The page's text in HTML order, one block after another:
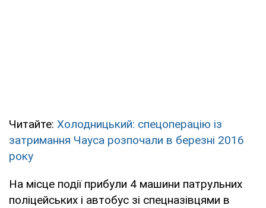
Читайте: Холодницький: спецоперацію із
затримання Чауса розпочали в березні 2016
року
На місце події прибули 4 машини патрульних
поліцейських і автобус зі спецназівцями в